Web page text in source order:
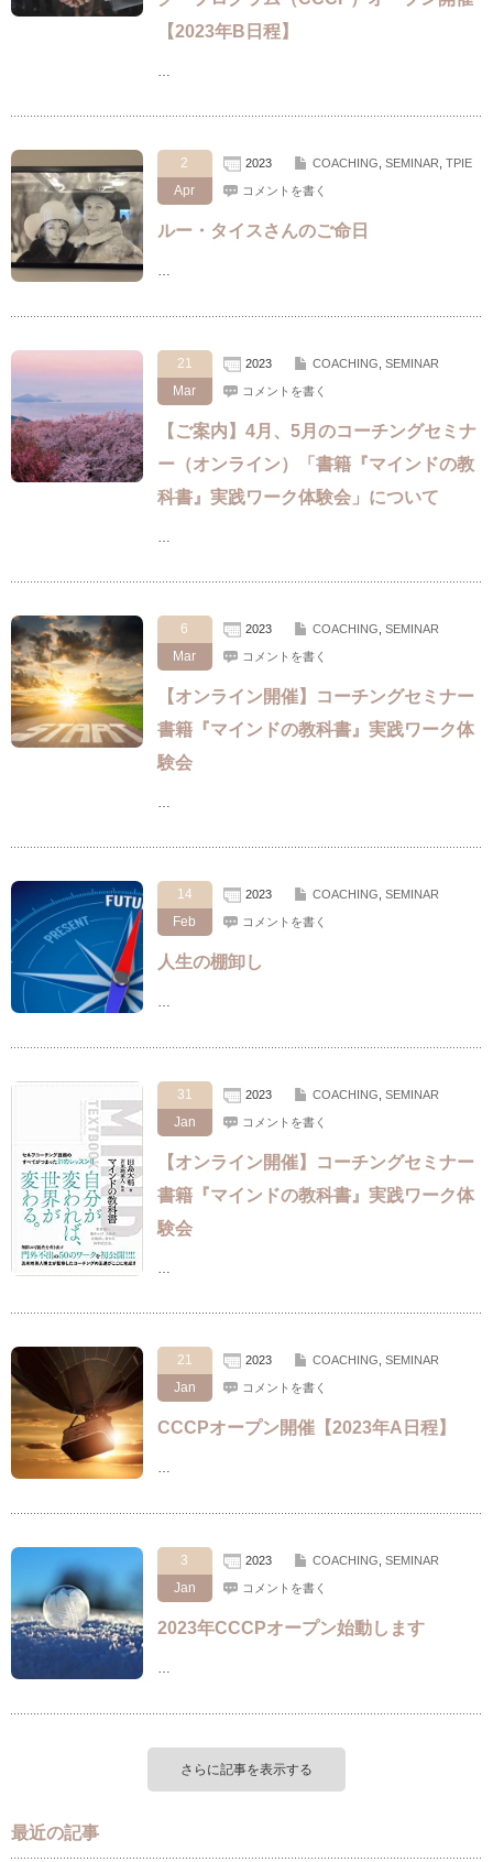
【2023年B日程】
…
2
Apr
2023 COACHING, SEMINAR, TPIE
コメントを書く
ルー・タイスさんのご命日
…
21
Mar
2023 COACHING SEMINAR
コメントを書く
【ご案内】4月、5月のコーチングセミナ
ー（オンライン）「書籍『マインドの教
科書』実践ワーク体験会」について
…
6
Mar
2023 COACHING SEMINAR
コメントを書く
【オンライン開催】コーチングセミナー
書籍『マインドの教科書』実践ワーク体
験会
…
14
Feb
2023 COACHING SEMINAR
コメントを書く
人生の棚卸し
…
31
Jan
2023 COACHING SEMINAR
コメントを書く
【オンライン開催】コーチングセミナー
書籍『マインドの教科書』実践ワーク体
験会
…
21
Jan
2023 COACHING SEMINAR
コメントを書く
CCCPオープン開催【2023年A日程】
…
3
Jan
2023 COACHING SEMINAR
コメントを書く
2023年CCCPオープン始動します
…
さらに記事を表示する
最近の記事